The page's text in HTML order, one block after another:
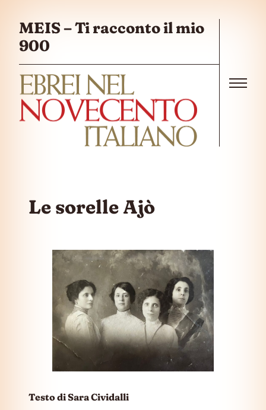
MEIS – Ti racconto il mio
900
Le sorelle Ajò
Testo di Sara Cividalli